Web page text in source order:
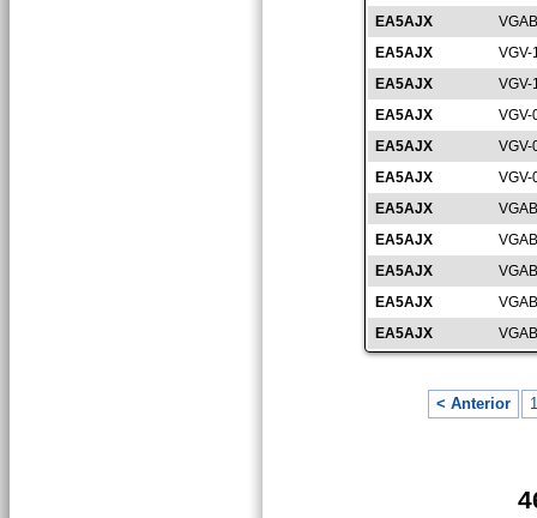
EA5AJX
EA5AJX
VGV-
EA5AJX
VGV-
EA5AJX
VGV-
EA5AJX
VGV-
EA5AJX
VGV-
EA5AJX
EA5AJX
EA5AJX
EA5AJX
EA5AJX
< Anterior 1